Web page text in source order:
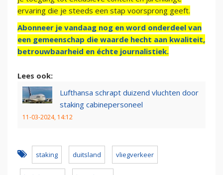
ervaring die je steeds een stap voorsprong geeft.
Abonneer je vandaag nog en word onderdeel van
een gemeenschap die waarde hecht aan kwaliteit,
betrouwbaarheid en échte journalistiek.
Lees ook:
Lufthansa schrapt duizend vluchten door
staking cabinepersoneel
11-03-2024, 14:12
staking duitsland vliegverkeer